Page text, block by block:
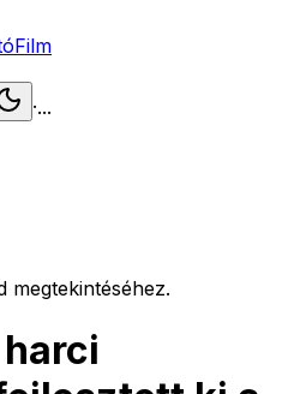
Film
·...
megtekintéséhez.